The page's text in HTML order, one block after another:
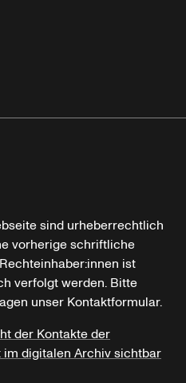
sind urheberrechtlich
vorherige schriftliche
ist
verfolgt werden. Bitte
unser Kontaktformular.
der Kontakte der
im digitalen Archiv sichtbar